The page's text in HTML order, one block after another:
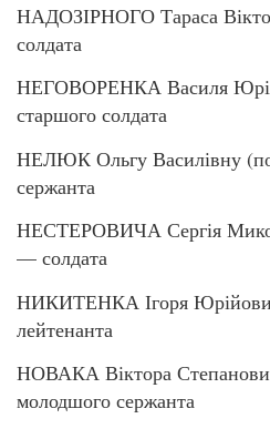
НАДОЗІРНОГО Тараса
солдата
НЕГОВОРЕНКА Василя
старшого солдата
НЕЛЮК Ольгу Василівну
сержанта
НЕСТЕРОВИЧА Сергія
— солдата
НИКИТЕНКА Ігоря
лейтенанта
НОВАКА Віктора
молодшого сержанта